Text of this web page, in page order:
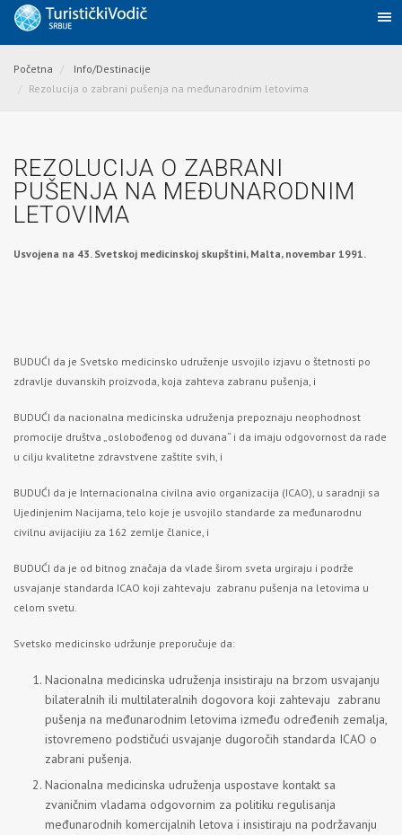
Početna
Info/Destinacije
Rezolucija o zabrani pušenja na međunarodnim letovima
REZOLUCIJA O ZABRANI
PUŠENJA NA MEĐUNARODNIM
LETOVIMA
Usvojena na 43. Svetskoj medicinskoj skupštini, Malta, novembar 1991.
BUDUĆI da je Svetsko medicinsko udruženje usvojilo izjavu o štetnosti po
zdravlje duvanskih proizvoda, koja zahteva zabranu pušenja, i
BUDUĆI da nacionalna medicinska udruženja prepoznaju neophodnost
promocije društva „oslobođenog od duvana“ i da imaju odgovornost da rade
u cilju kvalitetne zdravstvene zaštite svih, i
BUDUĆI da je Internacionalna civilna avio organizacija (ICAO), u saradnji sa
Ujedinjenim Nacijama, telo koje je usvojilo standarde za međunarodnu
civilnu avijacijiu za 162 zemlje članice, i
BUDUĆI da je od bitnog značaja da vlade širom sveta urgiraju i podrže
usvajanje standarda ICAO koji zahtevaju zabranu pušenja na letovima u
celom svetu.
Svetsko medicinsko udržunje preporučuje da:
Nacionalna medicinska udruženja insistiraju na brzom usvajanju
bilateralnih ili multilateralnih dogovora koji zahtevaju zabranu
pušenja na međunarodnim letovima između određenih zemalja,
istovremeno podstičući usvajanje dugoročih standarda ICAO o
zabrani pušenja.
Nacionalna medicinska udruženja uspostave kontakt sa
zvaničnim vladama odgovornim za politiku regulisanja
međunarodnih komercijalnih letova i insistiraju na podržavanju